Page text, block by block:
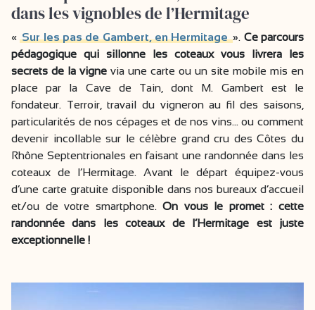
dans les vignobles de l’Hermitage
«Sur les pas de Gambert, en Hermitage». Ce parcours
pédagogique qui sillonne les coteaux vous livrera les
secrets de la vigne via une carte ou un site mobile mis en
place par la Cave de Tain, dont M. Gambert est le
fondateur. Terroir, travail du vigneron au fil des saisons,
particularités de nos cépages et de nos vins… ou comment
devenir incollable sur le célèbre grand cru des Côtes du
Rhône Septentrionales en faisant une randonnée dans les
coteaux de l’Hermitage. Avant le départ équipez-vous
d’une carte gratuite disponible dans nos bureaux d’accueil
et/ou de votre smartphone.On vous le promet : cette
randonnée dans les coteaux de l’Hermitage est juste
exceptionnelle !